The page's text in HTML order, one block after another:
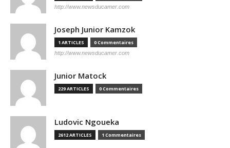
http://www.newsducamer.com
Joseph Junior Kamzok
1 ARTICLES 0 Commentaires
http://www.newsducamer.com
Junior Matock
229 ARTICLES 0 Commentaires
Ludovic Ngoueka
2612 ARTICLES 1 Commentaires